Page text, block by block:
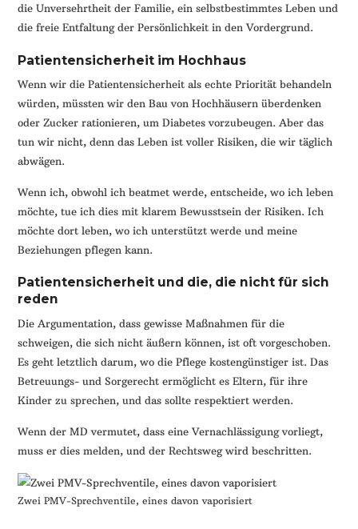
die Unversehrtheit der Familie, ein selbstbestimmtes Leben und
die freie Entfaltung der Persönlichkeit in den Vordergrund.
Patientensicherheit im Hochhaus
Wenn wir die Patientensicherheit als echte Priorität behandeln
würden, müssten wir den Bau von Hochhäusern überdenken
oder Zucker rationieren, um Diabetes vorzubeugen. Aber das
tun wir nicht, denn das Leben ist voller Risiken, die wir täglich
abwägen.
Wenn ich, obwohl ich beatmet werde, entscheide, wo ich leben
möchte, tue ich dies mit klarem Bewusstsein der Risiken. Ich
möchte dort leben, wo ich unterstützt werde und meine
Beziehungen pflegen kann.
Patientensicherheit und die, die nicht für sich
reden
Die Argumentation, dass gewisse Maßnahmen für die
schweigen, die sich nicht äußern können, ist oft vorgeschoben.
Es geht letztlich darum, wo die Pflege kostengünstiger ist. Das
Betreuungs- und Sorgerecht ermöglicht es Eltern, für ihre
Kinder zu sprechen, und das sollte respektiert werden.
Wenn der MD vermutet, dass eine Vernachlässigung vorliegt,
muss er dies melden, und der Rechtsweg wird beschritten.
Zwei PMV-Sprechventile, eines davon vaporisiert